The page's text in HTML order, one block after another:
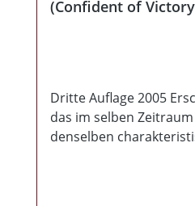
(Confident of
Dritte Auflage 2005
das im selben
denselben